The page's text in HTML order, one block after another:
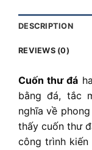
DESCRIPTION
REVIEWS (0)
Cuốn thư đá
bằng đá, tắc
nghĩa về
thấy cuốn thư
công trình kiến